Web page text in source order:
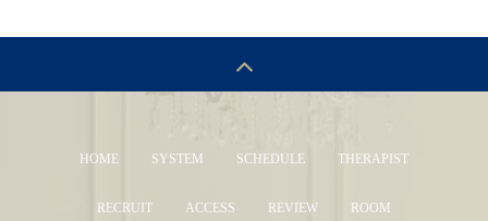
HOME SYSTEM SCHEDULE THERAPIST
RECRUIT ACCESS REVIEW ROOM